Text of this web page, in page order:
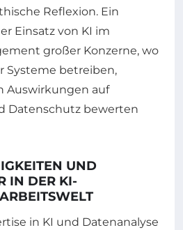
Reflexion. Ein
Einsatz von KI im
großer Konzerne, wo
Systeme betreiben,
Auswirkungen auf
Datenschutz bewerten
UND
IN DER KI-
in KI und Datenanalyse